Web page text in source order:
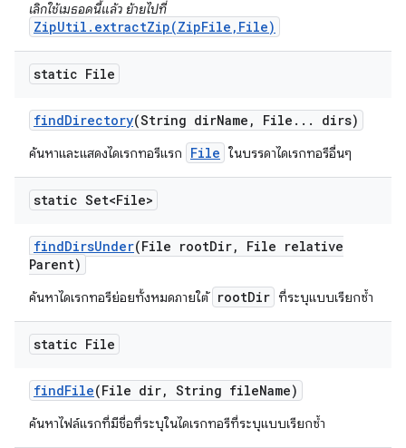
เลิกใช้เมธอดนี้แล้ว ย้ายไปที่
ZipUtil.extractZip(ZipFile,File)
static File
findDirectory(String dirName , File . . . dirs)
ค้นหาและแสดงไดเรกทอรีแรก File ในบรรดาไดเรกทอรีอื่นๆ
static Set<File>
findDirsUnder(File rootDir,
File relative
Parent)
ค้นหาไดเรกทอรีย่อยทั้งหมดภายใต้ rootDir ที่ระบุแบบเรียกซ้ำ
static File
findFile(File dir, String fileName)
ค้นหาไฟล์แรกที่มีชื่อที่ระบุในไดเรกทอรีที่ระบุแบบเรียกซ้ำ